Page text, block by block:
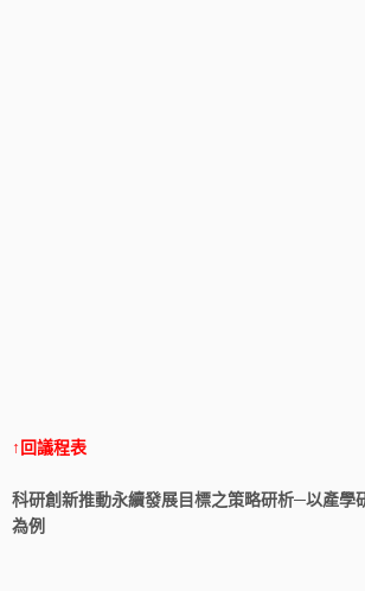
↑回議程表
科研創新推動永續發展目標之策略研析─以產學
為例